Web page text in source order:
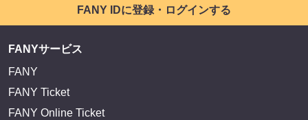
FANY IDに登録・ログインする
FANYサービス
FANY
FANY Ticket
FANY Online Ticket